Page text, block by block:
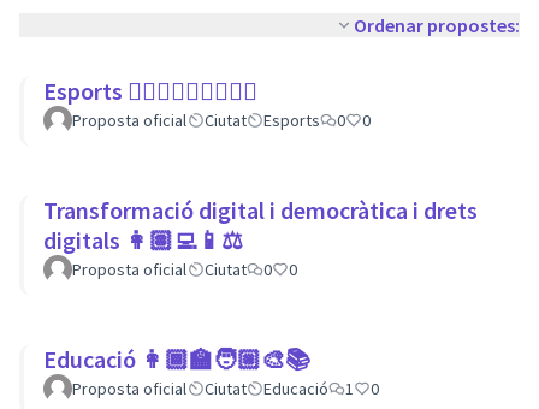
Ordenar propostes:
Esports 🏃🏾‍♀⛹🏼‍♀🏄🏼‍♂
Proposta oficial Ciutat Esports 0 0
Transformació digital i democràtica i drets
digitals 👩🏽‍💻📱⚖
Proposta oficial Ciutat 0 0
Educació 👩🏾‍🏫🧑🏼‍🎨📚
Proposta oficial Ciutat Educació 1 0